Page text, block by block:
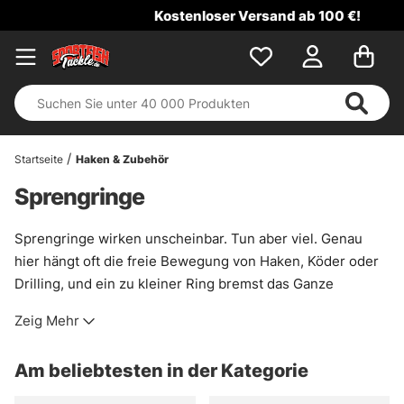
Kostenloser Versand ab 100 €!
Startseite Haken & Zubehör
Sprengringe
Sprengringe wirken unscheinbar. Tun aber viel. Genau
hier hängt oft die freie Bewegung von Haken, Köder oder
Drilling, und ein zu kleiner Ring bremst das Ganze
den Unterschied sofort: Der Köder läuft runder, der Haken
wenn der Fisch Druck macht.
Zeig Mehr
Am beliebtesten in der Kategorie